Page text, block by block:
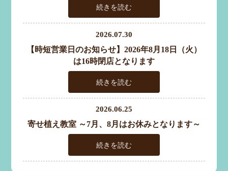
続きを読む
2026.07.30
【時短営業日のお知らせ】2026年8月18日（火）
は16時閉店となります
続きを読む
2026.06.25
寄せ植え教室 ～7月、8月はお休みとなります～
続きを読む